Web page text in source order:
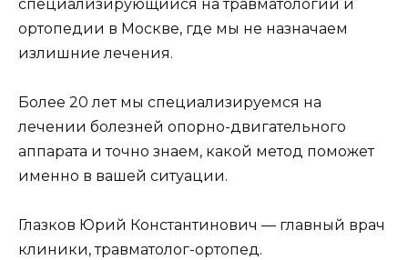
специализирующийся на травматологии и
ортопедии в Москве, где мы не назначаем
излишние лечения.
Более 20 лет мы специализируемся на
лечении болезней опорно-двигательного
аппарата и точно знаем, какой метод поможет
именно в вашей ситуации.
Глазков Юрий Константинович — главный врач
клиники, травматолог-ортопед.